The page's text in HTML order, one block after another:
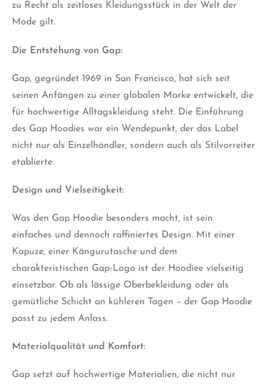
zu Recht als zeitloses Kleidungsstück in der Welt der
Mode gilt.
Die Entstehung von Gap:
Gap, gegründet 1969 in San Francisco, hat sich seit
seinen Anfängen zu einer globalen Marke entwickelt, die
für hochwertige Alltagskleidung steht. Die Einführung
des Gap Hoodies war ein Wendepunkt, der das Label
nicht nur als Einzelhändler, sondern auch als Stilvorreiter
etablierte.
Design und Vielseitigkeit:
Was den Gap Hoodie besonders macht, ist sein
einfaches und dennoch raffiniertes Design. Mit einer
Kapuze, einer Kängurutasche und dem
charakteristischen Gap-Logo ist der Hoodiee vielseitig
einsetzbar. Ob als lässige Oberbekleidung oder als
gemütliche Schicht an kühleren Tagen – der Gap Hoodie
passt zu jedem Anlass.
Materialqualität und Komfort:
Gap setzt auf hochwertige Materialien, die nicht nur